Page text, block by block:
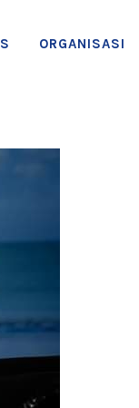
ORGANISASI